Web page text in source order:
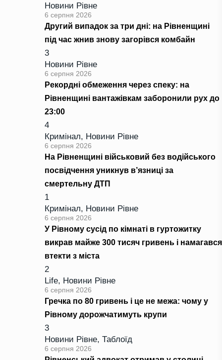
Новини Рівне
6 серпня 2026
Другий випадок за три дні: на Рівненщині
під час жнив знову загорівся комбайн
3
Новини Рівне
6 серпня 2026
Рекордні обмеження через спеку: на
Рівненщині вантажівкам заборонили рух до
23:00
4
Кримінал, Новини Рівне
6 серпня 2026
На Рівненщині військовий без водійського
посвідчення уникнув в’язниці за
смертельну ДТП
1
Кримінал, Новини Рівне
6 серпня 2026
У Рівному сусід по кімнаті в гуртожитку
викрав майже 300 тисяч гривень і намагався
втекти з міста
2
Life, Новини Рівне
6 серпня 2026
Гречка по 80 гривень і це не межа: чому у
Рівному дорожчатимуть крупи
3
Новини Рівне, Таблоїд
6 серпня 2026